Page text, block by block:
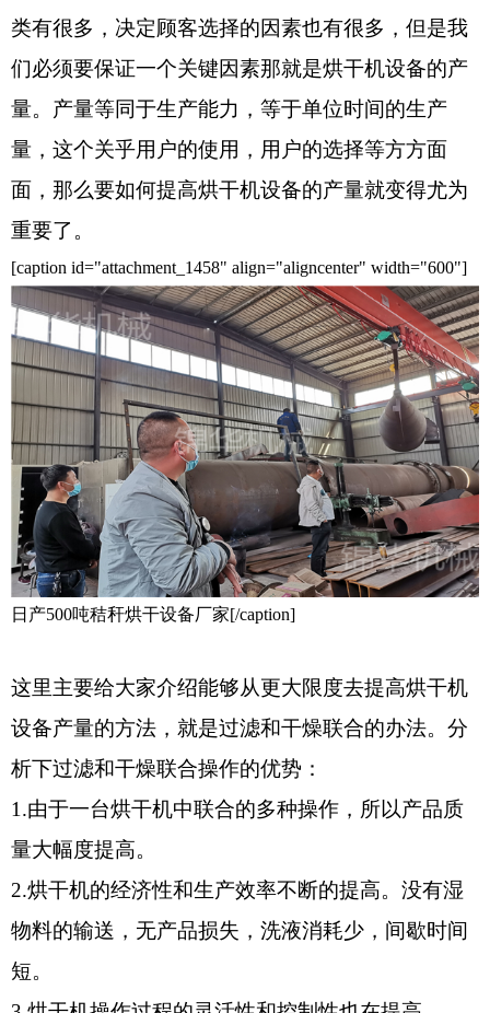
类有很多，决定顾客选择的因素也有很多，但是我
们必须要保证一个关键因素那就是烘干机设备的产
量。产量等同于生产能力，等于单位时间的生产
量，这个关乎用户的使用，用户的选择等方方面
面，那么要如何提高烘干机设备的产量就变得尤为
重要了。
[caption id="attachment_1458" align="aligncenter" width="600"]
日产500吨秸秆烘干设备厂家[/caption]
这里主要给大家介绍能够从更大限度去提高烘干机
设备产量的方法，就是过滤和干燥联合的办法。分
析下过滤和干燥联合操作的优势：
1.由于一台烘干机中联合的多种操作，所以产品质
量大幅度提高。
2.烘干机的经济性和生产效率不断的提高。没有湿
物料的输送，无产品损失，洗液消耗少，间歇时间
短。